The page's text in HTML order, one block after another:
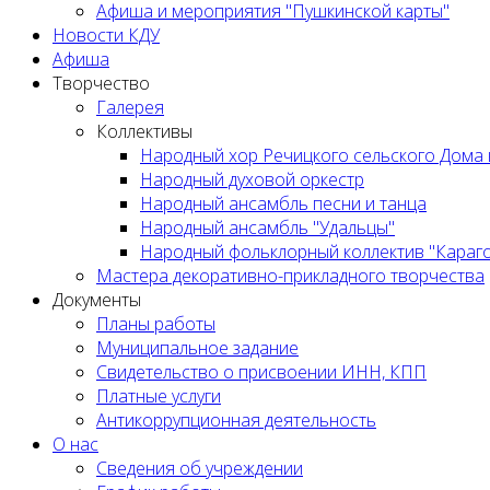
Афиша и мероприятия "Пушкинской карты"
Новости КДУ
Афиша
Творчество
Галерея
Коллективы
Народный хор Речицкого сельского Дома
Народный духовой оркестр
Народный ансамбль песни и танца
Народный ансамбль "Удальцы"
Народный фольклорный коллектив
Мастера декоративно-прикладного творчества
Документы
Планы работы
Муниципальное задание
Cвидетельство о присвоении ИНН, КПП
Платные услуги
Антикоррупционная деятельность
О нас
Сведения об учреждении